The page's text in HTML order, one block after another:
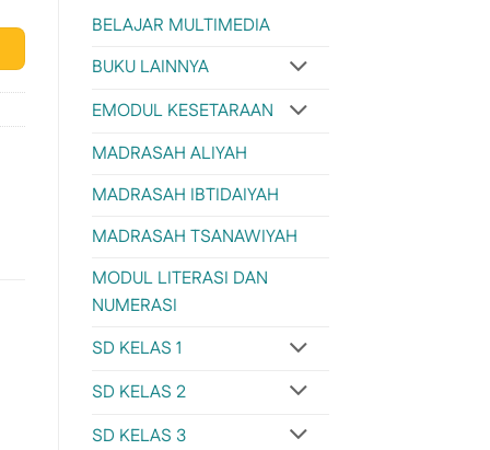
BELAJAR MULTIMEDIA
BUKU LAINNYA
EMODUL KESETARAAN
MADRASAH ALIYAH
MADRASAH IBTIDAIYAH
MADRASAH TSANAWIYAH
MODUL LITERASI DAN
NUMERASI
SD KELAS 1
SD KELAS 2
SD KELAS 3